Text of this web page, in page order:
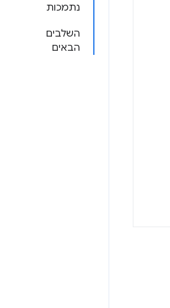
נתמכות
השלבים
הבאים